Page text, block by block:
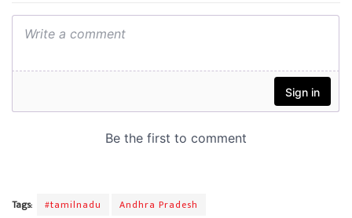
Tags: #tamilnadu Andhra Pradesh